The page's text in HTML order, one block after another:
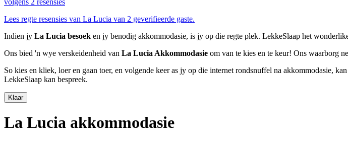
Lees regte resensies van La Lucia van 2 geverifieerde gaste.
Indien jy La Lucia besoek en jy benodig akkommodasie, is jy op die regte plek. LekkeSlaap het
Ons bied 'n wye verskeidenheid van La Lucia Akkommodasie om van te kies en te keur! Ons waarborg
So kies en kliek, loer en gaan toer, en volgende keer as jy op die internet rondsnuffel na akkommodasie,
LekkeSlaap kan bespreek.
Klaar
La Lucia akkommodasie